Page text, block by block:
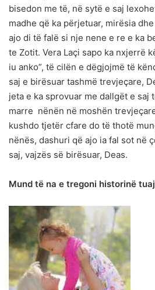
bisedon me të, në sytë e saj
madhe që ka përjetuar, mirësia
ajo di të falë si nje nene e re e ka
te Zotit. Vera Laçi sapo ka nxjerrë
iu anko”, të cilën e dëgjojmë të
saj e birësuar tashmë trevjeçare,
jeta e ka sprovuar me dallgët e saj
marre nënën në moshën
kushdo tjetër cfare do të thotë
nënës, dashuri që ajo ia fal sot në
saj, vajzës së birësuar, Deas.
Mund të na e tregoni historinë